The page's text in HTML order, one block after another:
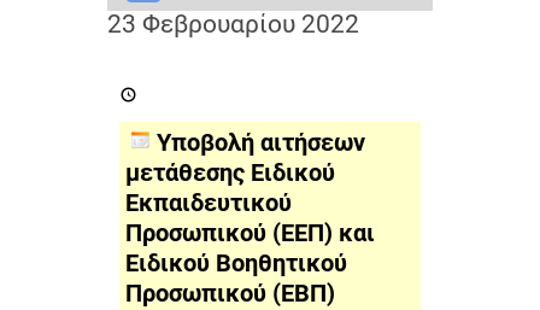
n
y
a
23 Φεβρουαρίου 2022
αιτήσεων
Ειδικού
Εκπαιδευτικού
Προσωπικού
(ΕΕΠ)
και
Ειδικού
Βοηθητικού
Προσωπικού
(ΕΒΠ)
Υποβολή αιτήσεων
μετάθεσης Ειδικού
Εκπαιδευτικού
Προσωπικού (ΕΕΠ) και
Ειδικού Βοηθητικού
Προσωπικού (ΕΒΠ)